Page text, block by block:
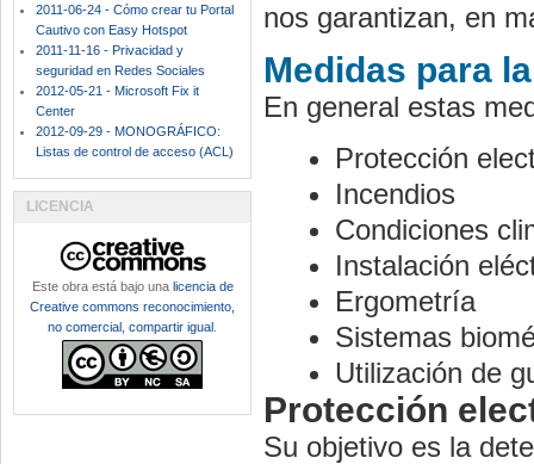
nos garantizan, en
Medidas para
En general estas
Protección
Incendios
Condiciones
Instalación
Ergometría
Sistemas
Utilización de
Protección
Su objetivo es la
2011-06-24 - Cómo crear tu Portal
Cautivo con Easy Hotspot
2011-11-16 - Privacidad y
seguridad en Redes Sociales
2012-05-21 - Microsoft Fix it
Center
2012-09-29 - MONOGRÁFICO:
Listas de control de acceso (ACL)
LICENCIA
Este obra está bajo una licencia de
Creative commons reconocimiento,
no comercial, compartir igual